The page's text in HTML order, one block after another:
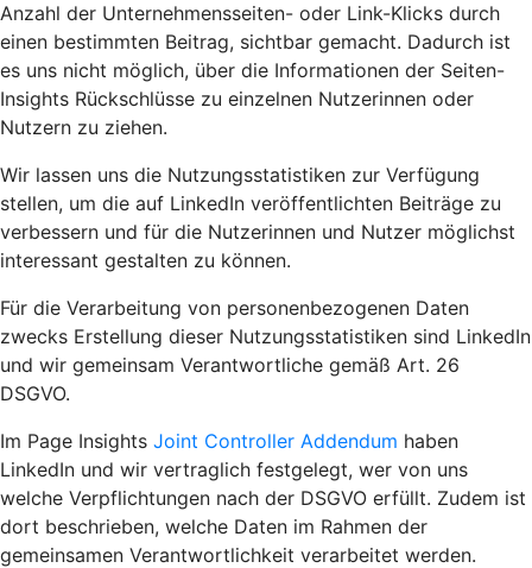
Anzahl der Unternehmensseiten- oder Link-Klicks durch
einen bestimmten Beitrag, sichtbar gemacht. Dadurch ist
es uns nicht möglich, über die Informationen der Seiten-
Insights Rückschlüsse zu einzelnen Nutzerinnen oder
Nutzern zu ziehen.
Wir lassen uns die Nutzungsstatistiken zur Verfügung
stellen, um die auf LinkedIn veröffentlichten Beiträge zu
verbessern und für die Nutzerinnen und Nutzer möglichst
interessant gestalten zu können.
Für die Verarbeitung von personenbezogenen Daten
zwecks Erstellung dieser Nutzungsstatistiken sind LinkedIn
und wir gemeinsam Verantwortliche gemäß Art. 26
DSGVO.
Im Page Insights Joint Controller Addendum haben
LinkedIn und wir vertraglich festgelegt, wer von uns
welche Verpflichtungen nach der DSGVO erfüllt. Zudem ist
dort beschrieben, welche Daten im Rahmen der
gemeinsamen Verantwortlichkeit verarbeitet werden.